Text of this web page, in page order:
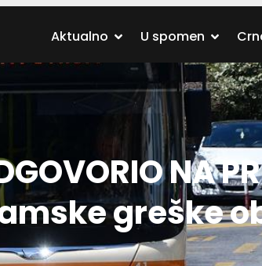
Aktualno U spomen
NA
greške